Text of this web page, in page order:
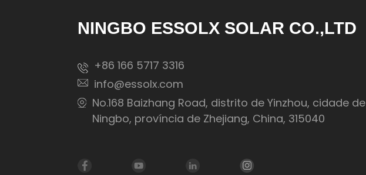
NINGBO ESSOLX SOLAR CO.,LTD
+86 166 5717 3316
info@essolx.com
No.168 Baizhang Road, distrito de Yinzhou, cidade de
Ningbo, província de Zhejiang, China, 315040